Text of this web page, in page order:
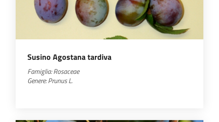
Susino Agostana tardiva
Famiglia: Rosaceae
Genere: Prunus L.